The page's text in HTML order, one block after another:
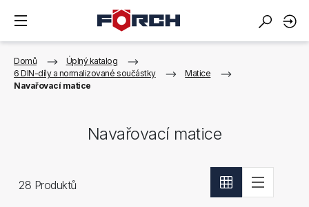
Domů
Úplný katalog
6 DIN-díly a normalizované součástky
Matice
Navařovací matice
Navařovací matice
28 Produktů